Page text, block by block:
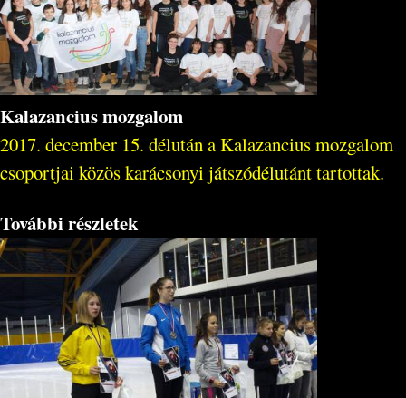
Kalazancius mozgalom
2017. december 15. délután a Kalazancius mozgalom
csoportjai közös karácsonyi játszódélutánt tartottak.
További részletek